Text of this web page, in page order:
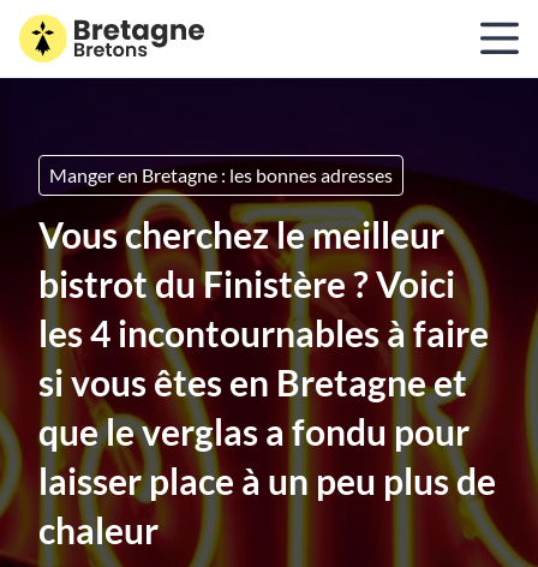
Manger en Bretagne : les bonnes adresses
Vous cherchez le meilleur
bistrot du Finistère ? Voici
les 4 incontournables à faire
si vous êtes en Bretagne et
que le verglas a fondu pour
laisser place à un peu plus de
chaleur